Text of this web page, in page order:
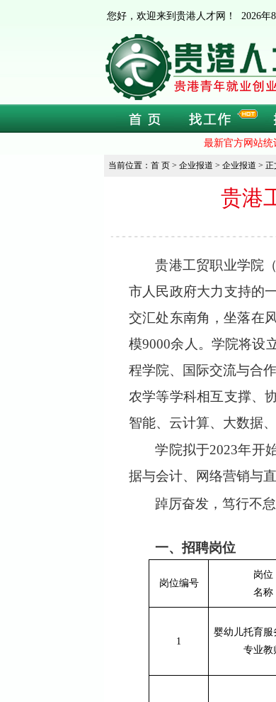
您好，欢迎来到贵港人才网！ 2026年
最新官方网站统
当前位置：首 页 > 企业报道 > 企业报道 > 正
贵港
贵港工贸职业学院
市人民政府大力支持的
交汇处东南角，坐落在
模9000余人 。学院将设
程学院、国际交流与合
农学等学科相互支撑、
智能、云计算、大数据
学院拟于2023年开
据与会计、网络营销与
踔厉奋发，笃行不
一、招聘岗位
岗位编号
岗位
名称
1
婴幼儿托育服
专业教